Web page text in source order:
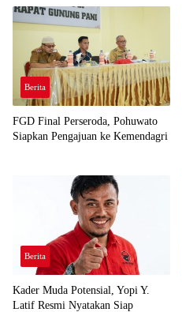
Berita
FGD Final Perseroda, Pohuwato
Siapkan Pengajuan ke Kemendagri
Berita
Kader Muda Potensial, Yopi Y.
Latif Resmi Nyatakan Siap